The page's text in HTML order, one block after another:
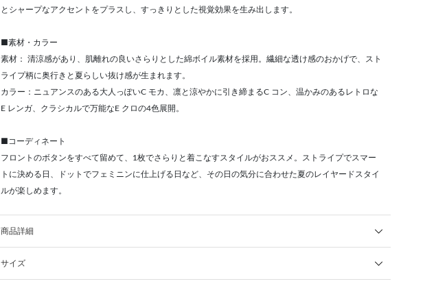
とシャープなアクセントをプラスし、すっきりとした視覚効果を生み出します。
■素材・カラー
素材： 清涼感があり、肌離れの良いさらりとした綿ボイル素材を採用。繊細な透け感のおかげで、スト
ライプ柄に奥行きと夏らしい抜け感が生まれます。
カラー：ニュアンスのある大人っぽいC モカ、凛と涼やかに引き締まるC コン、温かみのあるレトロな
E レンガ、クラシカルで万能なE クロの4色展開。
■コーディネート
フロントのボタンをすべて留めて、1枚でさらりと着こなすスタイルがおススメ。ストライプでスマー
トに決める日、ドットでフェミニンに仕上げる日など、その日の気分に合わせた夏のレイヤードスタイ
ルが楽しめます。
商品詳細
サイズ